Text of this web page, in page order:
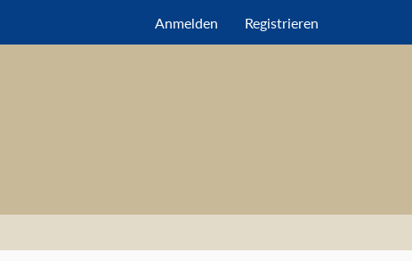
Anmelden Registrieren